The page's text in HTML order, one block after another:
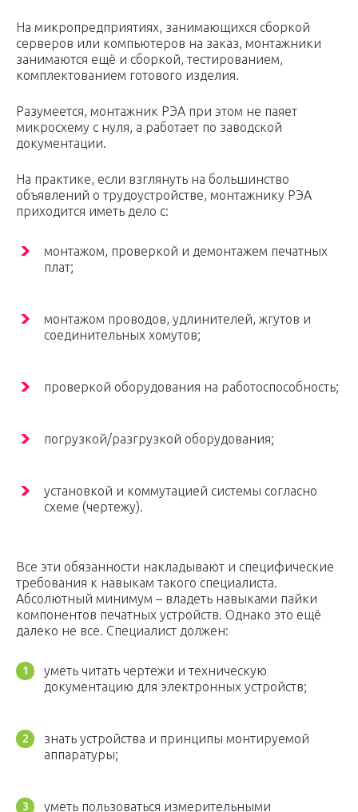
На микропредприятиях, занимающихся сборкой
серверов или компьютеров на заказ, монтажники
занимаются ещё и сборкой, тестированием,
комплектованием готового изделия.
Разумеется, монтажник РЭА при этом не паяет
микросхему с нуля, а работает по заводской
документации.
На практике, если взглянуть на большинство
объявлений о трудоустройстве, монтажнику РЭА
приходится иметь дело с:
монтажом, проверкой и демонтажем печатных
плат;
монтажом проводов, удлинителей, жгутов и
соединительных хомутов;
проверкой оборудования на работоспособность;
погрузкой/разгрузкой оборудования;
установкой и коммутацией системы согласно
схеме (чертежу).
Все эти обязанности накладывают и специфические
требования к навыкам такого специалиста.
Абсолютный минимум – владеть навыками пайки
компонентов печатных устройств. Однако это ещё
далеко не все. Специалист должен:
уметь читать чертежи и техническую
документацию для электронных устройств;
знать устройства и принципы монтируемой
аппаратуры;
уметь пользоваться измерительными